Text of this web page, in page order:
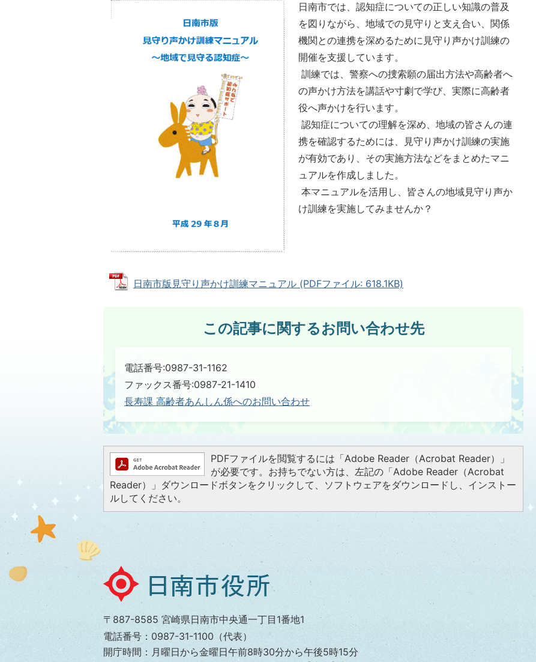
日南市では、認知症についての正しい知識の普及
を図りながら、地域での見守りと支え合い、関係
機関との連携を深めるために見守り声かけ訓練の
開催を支援しています。
訓練では、警察への捜索願の届出方法や高齢者へ
の声かけ方法を講話や寸劇で学び、実際に高齢者
役へ声かけを行います。
認知症についての理解を深め、地域の皆さんの連
携を確認するためには、見守り声かけ訓練の実施
が有効であり、その実施方法などをまとめたマニ
ュアルを作成しました。
本マニュアルを活用し、皆さんの地域見守り声か
け訓練を実施してみませんか？
日南市版見守り声かけ訓練マニュアル (PDFファイル: 618.1KB)
この記事に関するお問い合わせ先
電話番号:0987-31-1162
ファックス番号:0987-21-1410
長寿課 高齢者あんしん係へのお問い合わせ
PDFファイルを閲覧するには「Adobe Reader（Acrobat Reader）」
が必要です。お持ちでない方は、左記の「Adobe Reader（Acrobat
Reader）」ダウンロードボタンをクリックして、ソフトウェアをダウンロードし、インストー
ルしてください。
日
南
役
所
〒887-8585 宮崎県日南市中央通一丁目1番地1
電話番号：0987-31-1100（代表）
開庁時間：月曜日から金曜日午前8時30分から午後5時15分